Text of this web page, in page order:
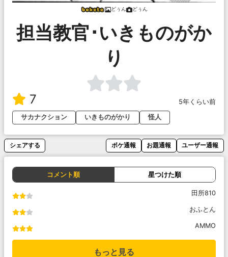
どぅん どぅん
担当教官･いきものがか
り
7
5年くらい前
サカナクション
いきものがかり 怪人
シェアする ボケ通報 お題通報 ユーザー通報
コメント順 星つけた順
田所810
おふとん
AMMO
もっと見る